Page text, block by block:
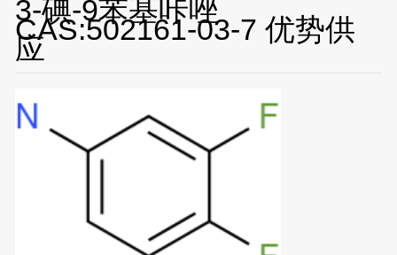
3-碘-9苯基咔唑
CAS:502161-03-7 优势供
应